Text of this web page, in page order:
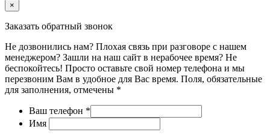
×
Заказать обратный звонок
Не дозвонились нам? Плохая связь при разговоре с нашем
менеджером? Зашли на наш сайт в нерабочее время? Не
беспокойтесь! Просто оставьте свой номер телефона и мы
перезвоним Вам в удобное для Вас время. Поля, обязательные
для заполнения, отмечены *
Ваш телефон *
Имя